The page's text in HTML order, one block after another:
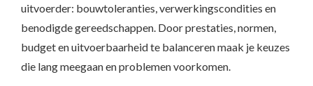
uitvoerder: bouwtoleranties, verwerkingscondities en
benodigde gereedschappen. Door prestaties, normen,
budget en uitvoerbaarheid te balanceren maak je keuzes
die lang meegaan en problemen voorkomen.